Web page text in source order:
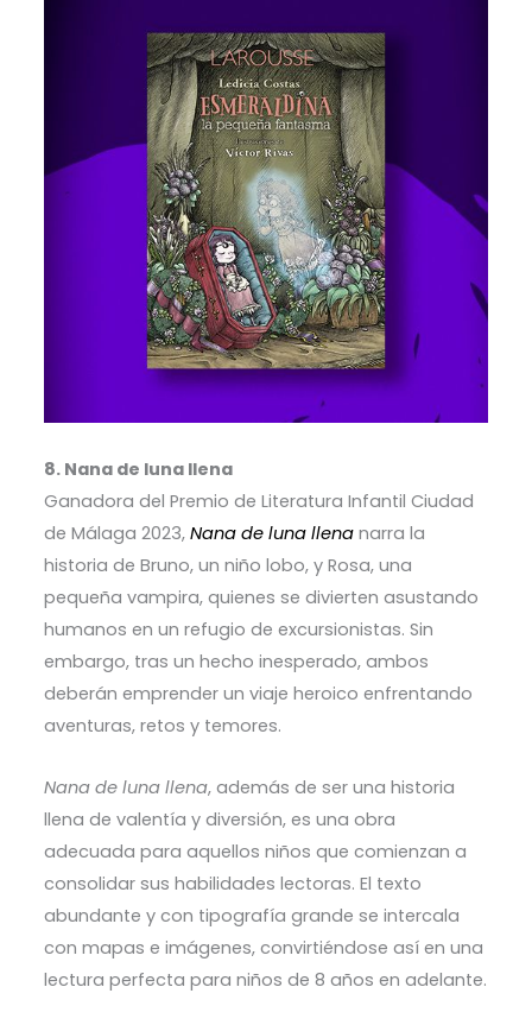
8. Nana de luna llena
Ganadora del Premio de Literatura Infantil Ciudad
de Málaga 2023, Nana de luna llena narra la
historia de Bruno, un niño lobo, y Rosa, una
pequeña vampira, quienes se divierten asustando
humanos en un refugio de excursionistas. Sin
embargo, tras un hecho inesperado, ambos
deberán emprender un viaje heroico enfrentando
aventuras, retos y temores.
Nana de luna llena, además de ser una historia
llena de valentía y diversión, es una obra
adecuada para aquellos niños que comienzan a
consolidar sus habilidades lectoras. El texto
abundante y con tipografía grande se intercala
con mapas e imágenes, convirtiéndose así en una
lectura perfecta para niños de 8 años en adelante.